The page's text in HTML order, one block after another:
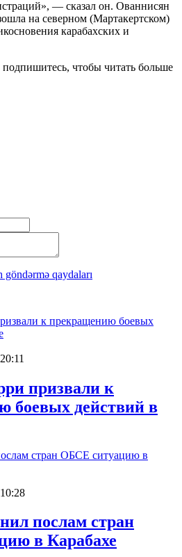
— сказал он.​ Ованнисян
на северном (Мартакертском)
карабахских и
чтобы читать больше
göndərmə qaydaları
призвали к
боевых действий в
послам стран
в Карабахе